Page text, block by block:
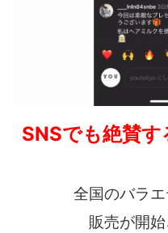
SNSでも絶賛す
全国のバラ
販売が開